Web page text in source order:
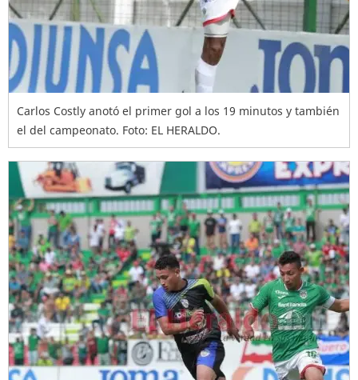
Carlos Costly anotó el primer gol a los 19 minutos y también
el del campeonato. Foto: EL HERALDO.